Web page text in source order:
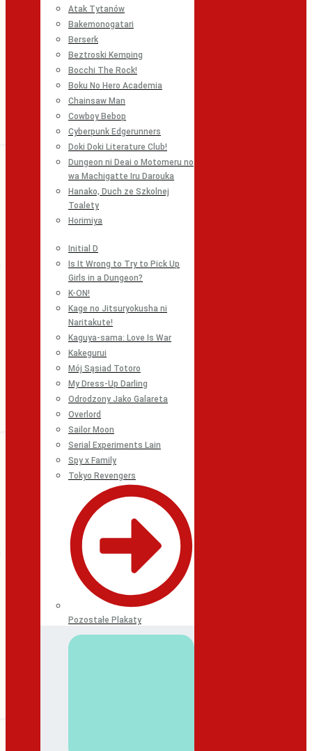
Atak Tytanów
Bakemonogatari
Berserk
Beztroski Kemping
Bocchi The Rock!
Boku No Hero Academia
Chainsaw Man
Cowboy Bebop
Cyberpunk Edgerunners
Doki Doki Literature Club!
Dungeon ni Deai o Motomeru no
wa Machigatte Iru Darouka
Hanako, Duch ze Szkolnej
Toalety
Horimiya
Initial D
Is It Wrong to Try to Pick Up
Girls in a Dungeon?
K-ON!
Kage no Jitsuryokusha ni
Naritakute!
Kaguya-sama: Love Is War
Kakegurui
Mój Sąsiad Totoro
My Dress-Up Darling
Odrodzony Jako Galareta
Overlord
Sailor Moon
Serial Experiments Lain
Spy x Family
Tokyo Revengers
Pozostałe Plakaty